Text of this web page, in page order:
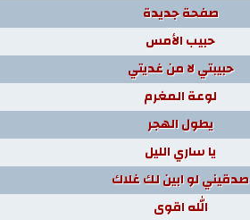
صفحة جديدة
حبيب الأمس
حبيبتي لا من غديتي
لوعة المغرم
يطول الهجر
يا ساري الليل
صدقيني لو ابين لك غلاك
الله اقوى